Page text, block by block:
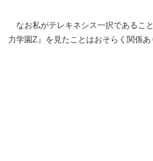
なお私がテレキネシス一択であるこ
力学園Z』を見たことはおそらく関係あ